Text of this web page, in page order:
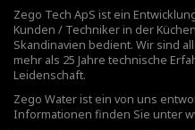
Zego Tech ApS ist ein
Kunden / Techniker in der
Skandinavien bedient. Wir sind
mehr als 25 Jahre technische
Leidenschaft.
Zego Water ist ein von uns
Informationen finden Sie unter